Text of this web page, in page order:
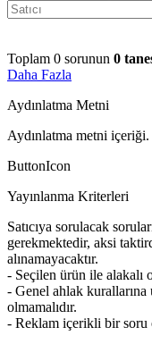
Toplam 0 sorunun 0
Daha Fazla
Aydınlatma Metni
Aydınlatma metni içeriği.
ButtonIcon
Yayınlanma Kriterleri
Satıcıya sorulacak
gerekmektedir, aksi
alınamayacaktır.
- Seçilen ürün ile alakalı
- Genel ahlak
olmamalıdır.
- Reklam içerikli bir soru